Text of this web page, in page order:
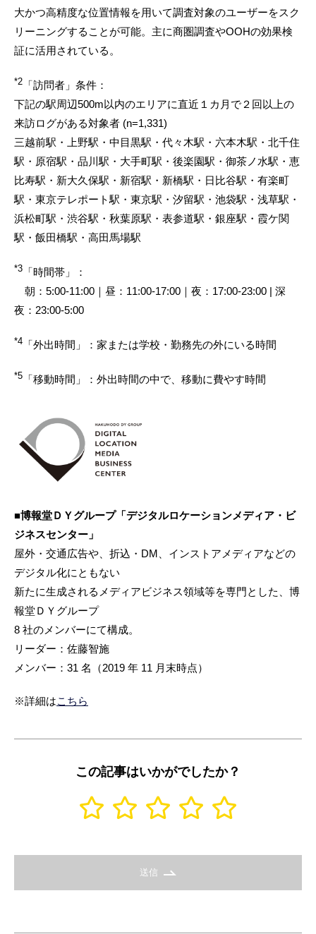
大かつ高精度な位置情報を用いて調査対象のユーザーをスク
リーニングすることが可能。主に商圏調査やOOHの効果検
証に活用されている。
*2
「訪問者」条件：
下記の駅周辺500m以内のエリアに直近１カ月で２回以上の
来訪ログがある対象者 (n=1,331)
三越前駅・上野駅・中目黒駅・代々木駅・六本木駅・北千住
駅・原宿駅・品川駅・大手町駅・後楽園駅・御茶ノ水駅・恵
比寿駅・新大久保駅・新宿駅・新橋駅・日比谷駅・有楽町
駅・東京テレポート駅・東京駅・汐留駅・池袋駅・浅草駅・
浜松町駅・渋谷駅・秋葉原駅・表参道駅・銀座駅・霞ケ関
駅・飯田橋駅・高田馬場駅
*3
「時間帯」：
朝：5:00-11:00｜昼：11:00-17:00｜夜：17:00-23:00 | 深
夜：23:00-5:00
*4 「外出時間」：家または学校・勤務先の外にいる時間
*5 「移動時間」：外出時間の中で、移動に費やす時間
■博報堂ＤＹグループ「デジタルロケーションメディア・ビ
ジネスセンター」
屋外・交通広告や、折込・DM、インストアメディアなどの
デジタル化にともない
新たに生成されるメディアビジネス領域等を専門とした、博
報堂ＤＹグループ
8 社のメンバーにて構成。
リーダー：佐藤智施
メンバー：31 名（2019 年 11 月末時点）
※詳細はこちら
この記事はいかがでしたか？
送信